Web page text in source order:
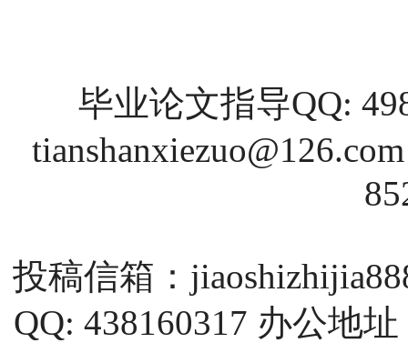
毕业论文指导QQ:
tianshanxiezuo@126.com
投稿信箱：
QQ: 438160317 办公地